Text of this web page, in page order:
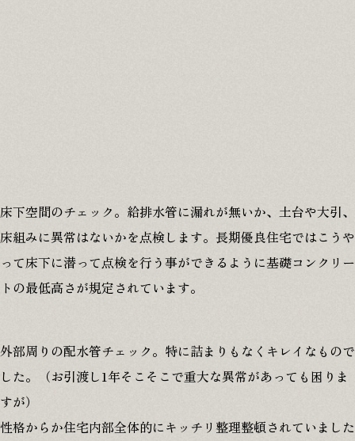
© 2025 MINOWA Inc. All rights reserved.
床下空間のチェック。給排水管に漏れが無いか、土台や大引、
床組みに異常はないかを点検します。長期優良住宅ではこうや
って床下に潜って点検を行う事ができるように基礎コンクリー
トの最低高さが規定されています。
外部周りの配水管チェック。特に詰まりもなくキレイなもので
した。（お引渡し1年そこそこで重大な異常があっても困りま
すが）
性格からか住宅内部全体的にキッチリ整理整頓されていました